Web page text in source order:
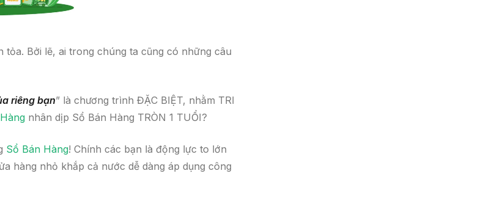
Bởi lẽ, ai trong chúng ta cũng có những câu
riêng bạn” là chương trình ĐẶC BIỆT, nhằm TRI
nhân dịp Sổ Bán Hàng TRÒN 1 TUỔI?
Sổ Bán Hàng! Chính các bạn là động lực to lớn
hàng nhỏ khắp cả nước dễ dàng áp dụng công